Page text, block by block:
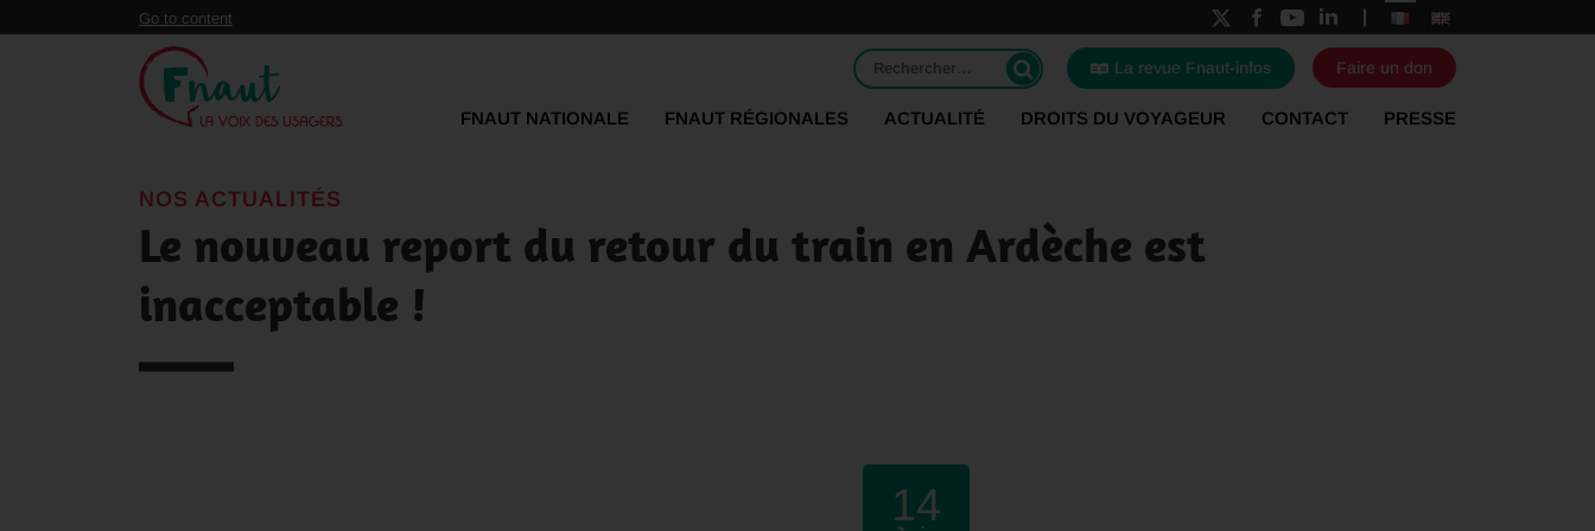
Panneau de gestion des cookies
Go to content
Rechercher : La revue Fnaut-infos Faire un don
FNAUT NATIONALE FNAUT RÉGIONALES ACTUALITÉ DROITS DU VOYAGEUR CONTACT PRESSE
NOS ACTUALITÉS
Le nouveau report du retour du train en Ardèche est
inacceptable !
14